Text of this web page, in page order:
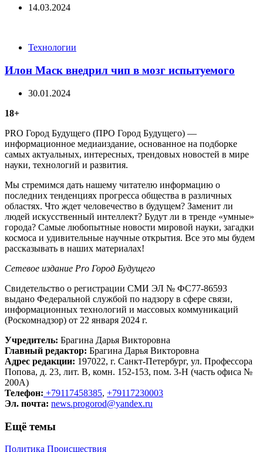
14.03.2024
CategoriesТехнологии
Илон Маск внедрил чип в мозг испытуемого
30.01.2024
18+
PRO Город Будущего (ПРО Город Будущего) —
информационное медиаиздание, основанное на подборке
самых актуальных, интересных, трендовых новостей в мире
науки, технологий и развития.
Мы стремимся дать нашему читателю информацию о
последних тенденциях прогресса общества в различных
областях. Что ждет человечество в будущем? Заменит ли
людей искусственный интеллект? Будут ли в тренде «умные»
города? Самые любопытные новости мировой науки, загадки
космоса и удивительные научные открытия. Все это мы будем
рассказывать в наших материалах!
Сетевое издание Рrо Город Будущего
Свидетельство о регистрации СМИ ЭЛ № ФС77-86593
выдано Федеральной службой по надзору в сфере связи,
информационных технологий и массовых коммуникаций
(Роскомнадзор) от 22 января 2024 г.
Учредитель: Брагина Дарья Викторовна
Главный редактор: Брагина Дарья Викторовна
Адрес редакции: 197022, г. Санкт-Петербург, ул. Профессора
Попова, д. 23, лит. В, комн. 152-153, пом. 3-Н (часть офиса №
200А)
Телефон: +79117458385, +79117230003
Эл. почта: news.progorod@yandex.ru
Ещё темы
Политика Происшествия